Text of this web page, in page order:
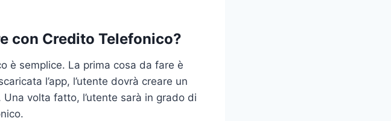
con Credito Telefonico?
è semplice. La prima cosa da fare è
l’app, l’utente dovrà creare un
volta fatto, l’utente sarà in grado di